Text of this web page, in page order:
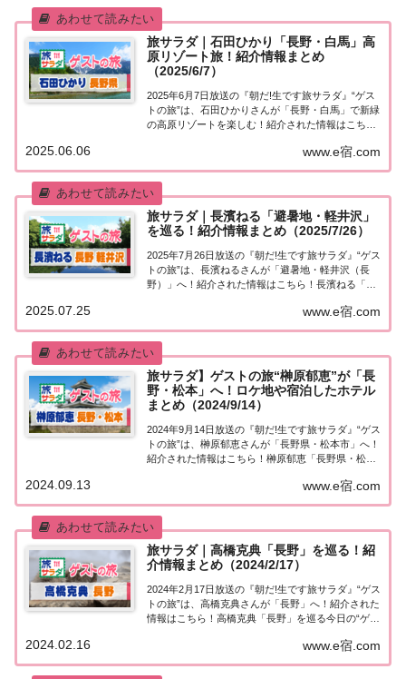
旅サラダ｜石田ひかり「長野・白馬」高
原リゾート旅！紹介情報まとめ
（2025/6/7）
2025年6月7日放送の『朝だ!生です旅サラダ』“ゲス
トの旅”は、石田ひかりさんが「長野・白馬」で新緑
の高原リゾートを楽しむ！紹介された情報はこち
の“ゲストの旅”は石田ひかりさん。大好きな長野で
新緑の高原リゾートを楽しむ。北アルプスの...
www.e宿.com
2025.06.06
旅サラダ｜長濱ねる「避暑地・軽井沢」
を巡る！紹介情報まとめ（2025/7/26）
2025年7月26日放送の『朝だ!生です旅サラダ』“ゲス
トの旅”は、長濱ねるさんが「避暑地・軽井沢（長
野）」へ！紹介された情報はこちら！長濱ねる「長
さん。避暑地の長野・軽井沢へ！老舗の甘味処で天
然氷のかき氷を食べ、軽井沢アイスパーク...
www.e宿.com
2025.07.25
旅サラダ】ゲストの旅“榊原郁恵”が「長
野・松本」へ！ロケ地や宿泊したホテル
まとめ（2024/9/14）
2024年9月14日放送の『朝だ!生です旅サラダ』“ゲス
トの旅”は、榊原郁恵さんが「長野県・松本市」へ！
紹介された情報はこちら！榊原郁恵「長野県・松本
野県の城下町・松本市で旅を楽しむ！松本城の天守
閣に上り、街では松本民芸家具に触れた...
www.e宿.com
2024.09.13
旅サラダ｜高橋克典「長野」を巡る！紹
介情報まとめ（2024/2/17）
2024年2月17日放送の『朝だ!生です旅サラダ』“ゲス
トの旅”は、高橋克典さんが「長野」へ！紹介された
情報はこちら！高橋克典「長野」を巡る今日の“ゲス
典さんが野沢温泉村へ。外湯で温まり、カフェで一
休み。地獄谷野猿公苑では雪の中で温...
www.e宿.com
2024.02.16